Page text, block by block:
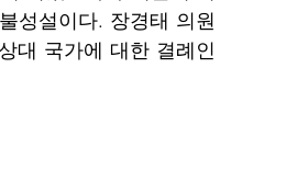
성설이다. 장경태 의원
대 국가에 대한 결례인